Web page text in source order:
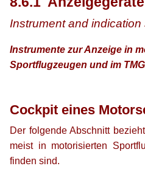
Instrument and indication
Instrumente zur Anzeige in
Sportflugzeugen und im TMG
Cockpit eines
Der folgende Abschnitt
meist in motorisierten
finden sind.